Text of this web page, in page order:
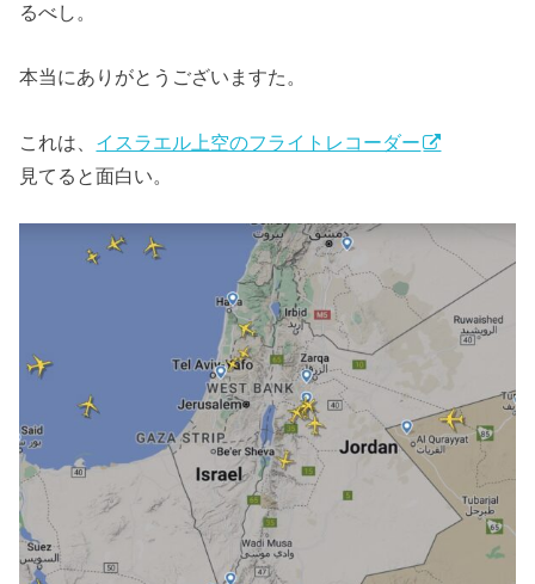
るべし。
本当にありがとうございますた。
これは、 イスラエル上空のフライトレコーダー
見てると面白い。